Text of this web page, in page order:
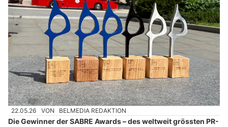
22.05.26 VON BELMEDIA REDAKTION
Die Gewinner der SABRE Awards – des weltweit grössten PR-